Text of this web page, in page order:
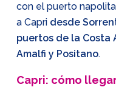
con el puerto
a Capri desde
puertos de la Costa
Amalfi y Positano.
Capri: cómo